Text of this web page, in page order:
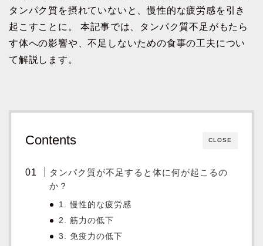
タンパク質を摂れていないと、慢性的な疲労感を引き
起こすことに。 本記事では、タンパク質不足がもたら
す体への影響や、不足しないための食事の工夫につい
て解説します。
CLOSE
Contents
タンパク質が不足すると体に何が起こるの
か？
1. 慢性的な疲労感
2. 筋力の低下
3. 免疫力の低下